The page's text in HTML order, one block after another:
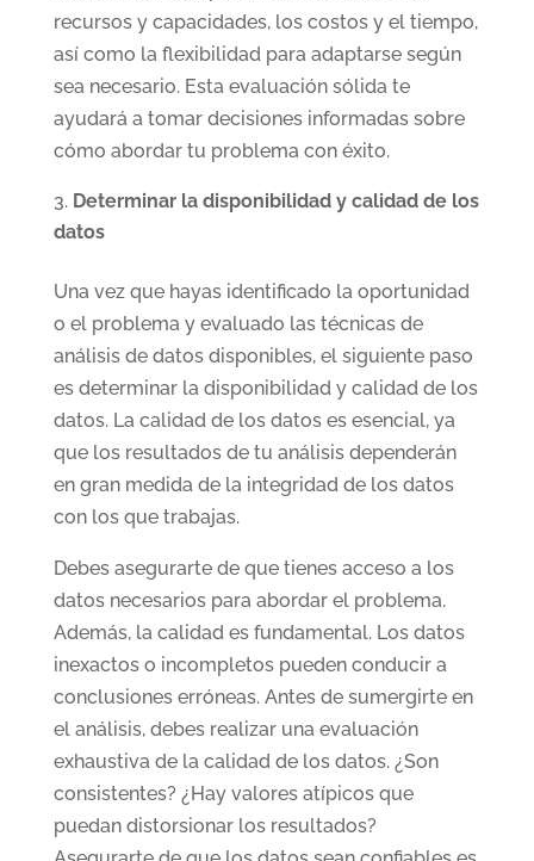
recursos y capacidades, los costos y el tiempo,
así como la flexibilidad para adaptarse según
sea necesario. Esta evaluación sólida te
ayudará a tomar decisiones informadas sobre
cómo abordar tu problema con éxito.
Determinar la disponibilidad y calidad de los
datos
Una vez que hayas identificado la oportunidad
o el problema y evaluado las técnicas de
análisis de datos disponibles, el siguiente paso
es determinar la disponibilidad y calidad de los
datos. La calidad de los datos es esencial, ya
que los resultados de tu análisis dependerán
en gran medida de la integridad de los datos
con los que trabajas.
Debes asegurarte de que tienes acceso a los
datos necesarios para abordar el problema.
Además, la calidad es fundamental. Los datos
inexactos o incompletos pueden conducir a
conclusiones erróneas. Antes de sumergirte en
el análisis, debes realizar una evaluación
exhaustiva de la calidad de los datos. ¿Son
consistentes? ¿Hay valores atípicos que
puedan distorsionar los resultados?